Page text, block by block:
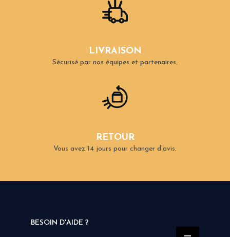
LIVRAISON
Sécurisé par nos équipes et partenaires.
RETOUR
Vous avez 14 jours pour changer d’avis.
BESOIN D'AIDE ?